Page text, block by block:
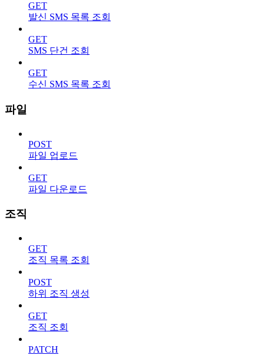
GET
발신 SMS 목록 조회
GET
SMS 단건 조회
GET
수신 SMS 목록 조회
파일
POST
파일 업로드
GET
파일 다운로드
조직
GET
조직 목록 조회
POST
하위 조직 생성
GET
조직 조회
PATCH